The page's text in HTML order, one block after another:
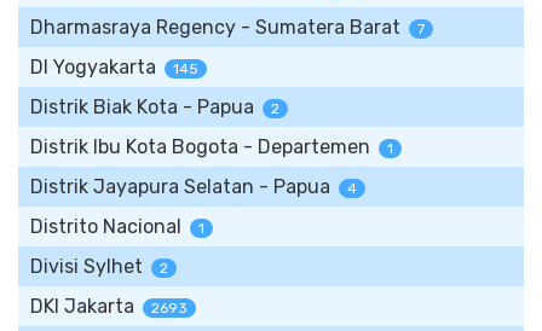
Dharmasraya Regency - Sumatera Barat 7
DI Yogyakarta 145
Distrik Biak Kota - Papua 2
Distrik Ibu Kota Bogota - Departemen 1
Distrik Jayapura Selatan - Papua 4
Distrito Nacional 1
Divisi Sylhet 2
DKI Jakarta 2693